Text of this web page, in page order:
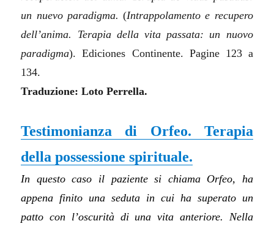
un nuevo paradigma. (Intrappolamento e recupero
dell’anima. Terapia della vita passata: un nuovo
paradigma).Ediciones Continente. Pagine 123 a
134.
Traduzione: Loto Perrella.
Testimonianza di Orfeo. Terapia
della possessione spirituale.
In questo caso il paziente si chiama Orfeo, ha
appena finito una seduta in cui ha superato un
patto con l’oscurità di una vita anteriore. Nella